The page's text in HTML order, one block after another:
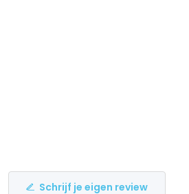
Schrijf je eigen review